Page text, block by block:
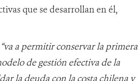
que se desarrollan en él,
“va a permitir conservar la primera
de gestión efectiva de la
la deuda con la costa chilena y